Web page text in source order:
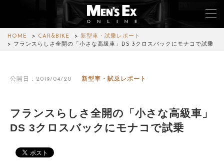
HOME CAR&BIKE
新型車・試乗レポート
フランスらしさ全開の「小さな高級車」DS 3クロスバックにモナコで試乗
公開日：2019/04/20 新型車・試乗レポート
フランスらしさ全開の「小さな高級車」
DS 3クロスバックにモナコで試乗
WATCH
CAR&BIKE
LIFESTYLE